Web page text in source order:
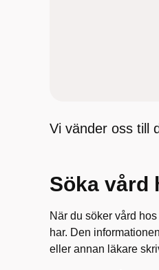
Vi vänder oss till
Söka vård
När du söker vård
har. Den
eller annan läkare